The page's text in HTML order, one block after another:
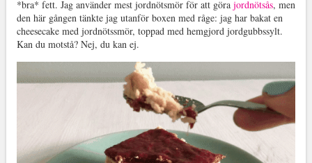
*bra* fett. Jag använder mest jordnötsmör för att göra jordnötsås, men
den här gången tänkte jag utanför boxen med råge: jag har bakat en
cheesecake med jordnötssmör, toppad med hemgjord jordgubbssylt.
Kan du motstå? Nej, du kan ej.